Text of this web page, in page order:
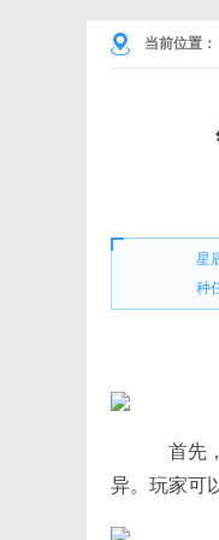
当前位置：
星
种
首先
异。玩家可